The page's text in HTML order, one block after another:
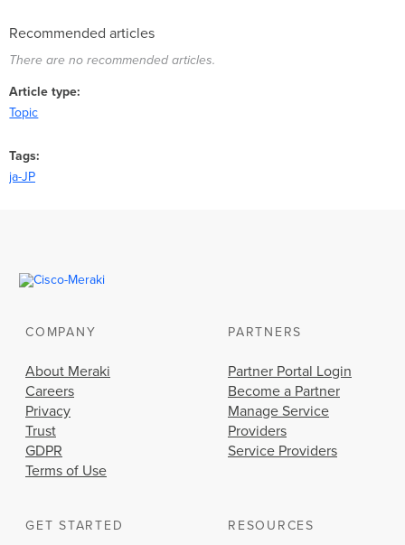
Recommended articles
There are no recommended articles.
Article type
Topic
Tags
ja-JP
COMPANY
About Meraki
Careers
Privacy
Trust
GDPR
Terms of Use
PARTNERS
Partner Portal Login
Become a Partner
Manage Service
Providers
Service Providers
GET STARTED RESOURCES